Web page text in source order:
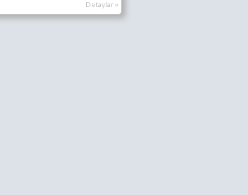
Detaylar »